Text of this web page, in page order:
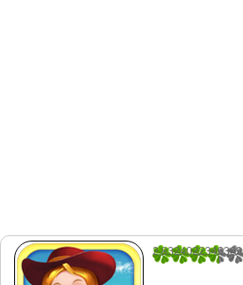
2.8324022346369